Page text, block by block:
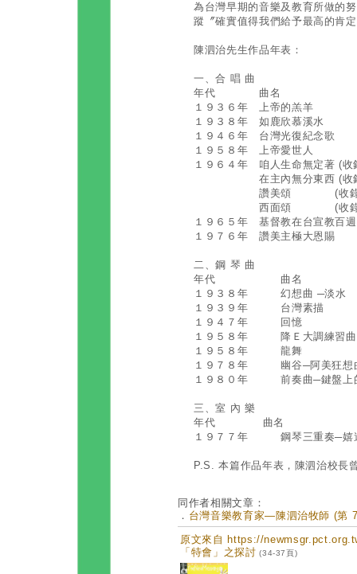
為台灣早期的音樂及教育所做的
蹤〞確實值得我們給予最高的肯
陳泗治先生作品年表：
一、合 唱 曲
年代 曲名
１９３６年 上帝
１９３８年 如鹿
１９４６年 台灣
１９５８年 上帝
１９６４年 咱人生命無定著 (
在主內無分東西 (收錄
讚美頌 (收錄於長
西面頌 (收錄於長
１９６５年 基督教在台宣
１９７６年 讚美
二、鋼 琴 曲
年代 曲名
１９３８年 幻想
１９３９年 台
１９４７年
１９５８年 降Ｅ大
１９５８年 龍
１９７８年 幽谷─
１９８０年 前奏曲─
三、室 內 樂
年代 曲名 完
１９７７年 鋼琴三
P.S. 本篇作品年表，陳泗治校長
同作者相關文章：
． 台灣音樂教育家—陳泗治牧師 (第
原文來自 https://
「特會」之探討 (34-37頁)